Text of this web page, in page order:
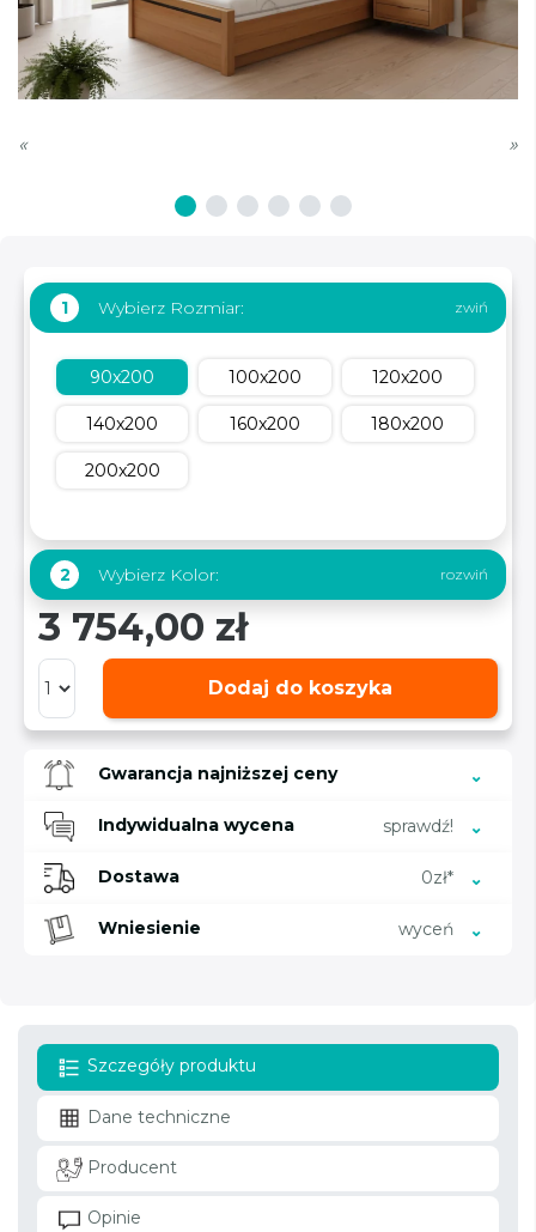
« »
1 Wybierz Rozmiar:
90x200 100x200 120x200
140x200 160x200 180x200
200x200
2 Wybierz Kolor:
3 754,00 zł
Dodaj do koszyka
Gwarancja najniższej ceny
Indywidualna wycena sprawdź!
Dostawa 0zł*
Wniesienie wyceń
Szczegóły produktu
Dane techniczne
Producent
Opinie